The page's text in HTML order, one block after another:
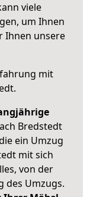
viele
um Ihnen
Ihnen unsere
mit
.
Bredstedt
ein Umzug
mit sich
von der
des Umzugs.